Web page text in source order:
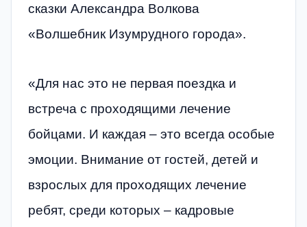
сказки Александра Волкова
«Волшебник Изумрудного города».
«Для нас это не первая поездка и
встреча с проходящими лечение
бойцами. И каждая – это всегда особые
эмоции. Внимание от гостей, детей и
взрослых для проходящих лечение
ребят, среди которых – кадровые